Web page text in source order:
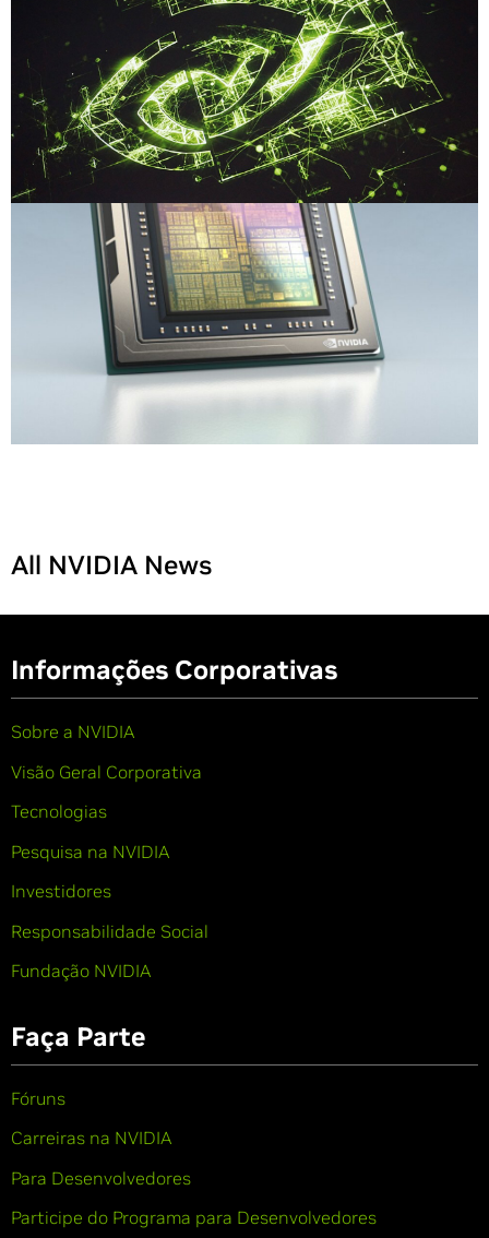
All NVIDIA News
Informações Corporativas
Sobre a NVIDIA
Visão Geral Corporativa
Tecnologias
Pesquisa na NVIDIA
Investidores
Responsabilidade Social
Fundação NVIDIA
Faça Parte
Fóruns
Carreiras na NVIDIA
Para Desenvolvedores
Participe do Programa para Desenvolvedores